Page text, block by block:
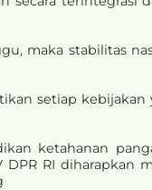
maka stabilitas
setiap
ketahanan
RI diharapkan